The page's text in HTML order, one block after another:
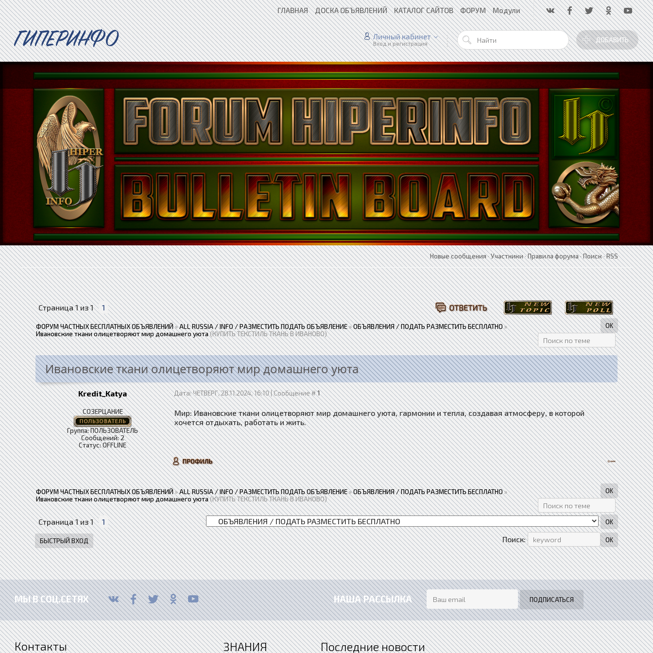
ГЛАВНАЯ ДОСКА ОБЪЯВЛЕНИЙ КАТАЛОГ САЙТОВ ФОРУМ Модули
ГИПЕРИНФО ДОБАВИТЬ
Личный кабинет
Вход и регистрация
Новые сообщения·Участники·Правила форума·Поиск·RSS
Страница1из1 1
ФОРУМ ЧАСТНЫХ БЕСПЛАТНЫХ ОБЪЯВЛЕНИЙ»ALL RUSSIA / INFO / РАЗМЕСТИТЬ ПОДАТЬ ОБЪЯВЛЕНИЕ»ОБЪЯВЛЕНИЯ / ПОДАТЬ РАЗМЕСТИТЬ БЕСПЛАТНО»
Ивановские ткани олицетворяют мир домашнего уюта(КУПИТЬ ТЕКСТИЛЬ ТКАНЬ В ИВАНОВО)
Ивановские ткани олицетворяют мир домашнего уюта
Kredit_Katya Дата: ЧЕТВЕРГ, 28.11.2024, 16:10 | Сообщение #1
СОЗЕРЦАНИЕ
Группа: ПОЛЬЗОВАТЕЛЬ
Сообщений:2
Статус:OFFLINE
Мир: Ивановские ткани олицетворяют мир домашнего уюта, гармонии и тепла, создавая атмосферу, в которой
хочется отдыхать, работать и жить.
ФОРУМ ЧАСТНЫХ БЕСПЛАТНЫХ ОБЪЯВЛЕНИЙ»ALL RUSSIA / INFO / РАЗМЕСТИТЬ ПОДАТЬ ОБЪЯВЛЕНИЕ»ОБЪЯВЛЕНИЯ / ПОДАТЬ РАЗМЕСТИТЬ БЕСПЛАТНО»
Ивановские ткани олицетворяют мир домашнего уюта(КУПИТЬ ТЕКСТИЛЬ ТКАНЬ В ИВАНОВО)
Страница1из1
1
Поиск:
МЫ В СОЦ.СЕТЯХ НАША РАССЫЛКА
Контакты ЗНАНИЯ Последние новости